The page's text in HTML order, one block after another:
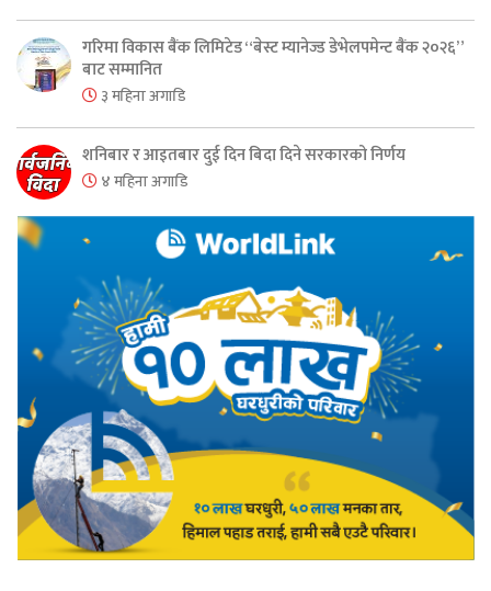
गरिमा विकास बैंक लिमिटेड “बेस्ट म्यानेज्ड डेभेलपमेन्ट बैंक २०२६”
बाट सम्मानित
३ महिना अगाडि
शनिबार र आइतबार दुई दिन बिदा दिने सरकारको निर्णय
४ महिना अगाडि